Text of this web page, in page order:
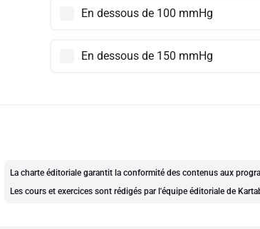
En dessous de 100 mmHg
En dessous de 150 mmHg
La charte éditoriale garantit la conformité des contenus aux
Les cours et exercices sont rédigés par l'équipe éditoriale de